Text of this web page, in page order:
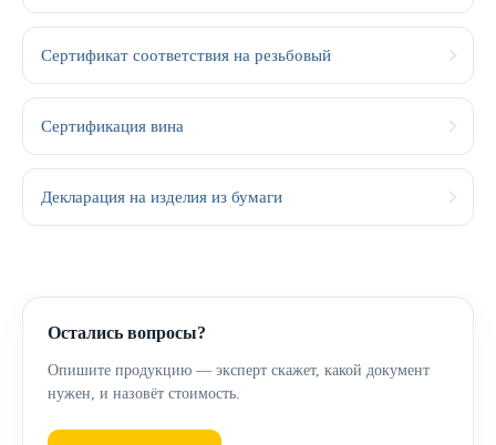
Сертификат соответствия на резьбовый
Сертификация вина
Декларация на изделия из бумаги
Остались вопросы?
Опишите продукцию — эксперт скажет, какой документ
нужен, и назовёт стоимость.